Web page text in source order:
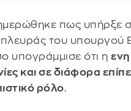
πως υπήρξε
του υπουργού
υπογράμμισε ότι η
και σε διάφορα
ρόλο.